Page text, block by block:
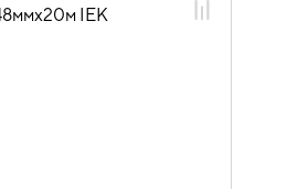
MIXTAPE PLUS